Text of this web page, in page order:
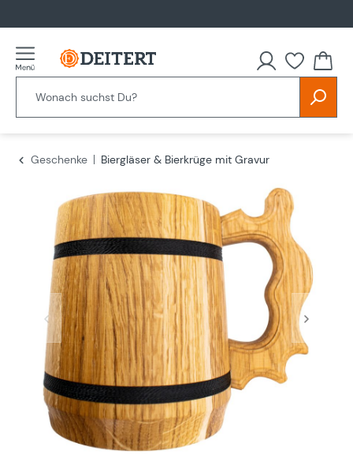
Du
Geschenke Biergläser & Bierkrüge mit Gravur